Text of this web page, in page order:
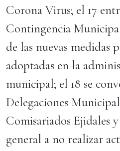
Corona Virus; el 17
Contingencia
de las nuevas medidas
adoptadas en la
municipal; el 18 se
Delegaciones
Comisariados Ejidales
general a no realizar